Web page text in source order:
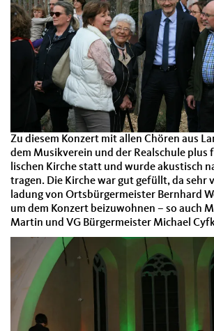
Zu diesem Konz­ert mit allen Chören aus
dem Musikvere­in und der Realschule plus
lis­chen Kirche statt und wurde akustisch
tra­gen. Die Kirche war gut gefüllt, da sehr
ladung von Orts­bürg­er­meis­ter Bern­hard
um dem Konz­ert beizu­wohnen – so auch
Mar­tin und VG Bürg­er­meis­ter Michael